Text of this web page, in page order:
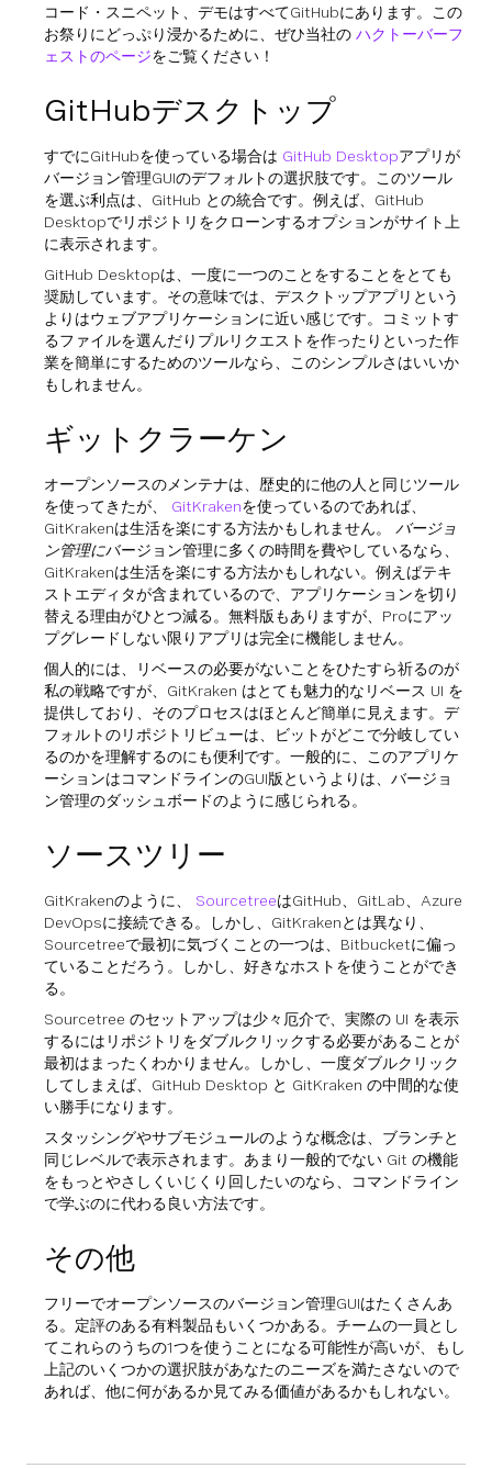
コード・スニペット、デモはすべてGitHubにあります。この
お祭りにどっぷり浸かるために、ぜひ当社の ハクトーバーフ
ェストのページをご覧ください！
GitHubデスクトップ
すでにGitHubを使っている場合は GitHub Desktopアプリが
バージョン管理GUIのデフォルトの選択肢です。このツール
を選ぶ利点は、GitHub との統合です。例えば、GitHub
Desktopでリポジトリをクローンするオプションがサイト上
に表示されます。
GitHub Desktopは、一度に一つのことをすることをとても
奨励しています。その意味では、デスクトップアプリという
よりはウェブアプリケーションに近い感じです。コミットす
るファイルを選んだりプルリクエストを作ったりといった作
業を簡単にするためのツールなら、このシンプルさはいいか
もしれません。
ギットクラーケン
オープンソースのメンテナは、歴史的に他の人と同じツール
を使ってきたが、 GitKrakenを使っているのであれば、
GitKrakenは生活を楽にする方法かもしれません。 バージョ
ン管理にバージョン管理に多くの時間を費やしているなら、
GitKrakenは生活を楽にする方法かもしれない。例えばテキ
ストエディタが含まれているので、アプリケーションを切り
替える理由がひとつ減る。無料版もありますが、Proにアッ
プグレードしない限りアプリは完全に機能しません。
個人的には、リベースの必要がないことをひたすら祈るのが
私の戦略ですが、GitKraken はとても魅力的なリベース UI を
提供しており、そのプロセスはほとんど簡単に見えます。デ
フォルトのリポジトリビューは、ビットがどこで分岐してい
るのかを理解するのにも便利です。一般的に、このアプリケ
ーションはコマンドラインのGUI版というよりは、バージョ
ン管理のダッシュボードのように感じられる。
ソースツリー
GitKrakenのように、 SourcetreeはGitHub、GitLab、Azure
DevOpsに接続できる。しかし、GitKrakenとは異なり、
Sourcetreeで最初に気づくことの一つは、Bitbucketに偏っ
ていることだろう。しかし、好きなホストを使うことができ
る。
Sourcetree のセットアップは少々厄介で、実際の UI を表示
するにはリポジトリをダブルクリックする必要があることが
最初はまったくわかりません。しかし、一度ダブルクリック
してしまえば、GitHub Desktop と GitKraken の中間的な使
い勝手になります。
スタッシングやサブモジュールのような概念は、ブランチと
同じレベルで表示されます。あまり一般的でない Git の機能
をもっとやさしくいじくり回したいのなら、コマンドライン
で学ぶのに代わる良い方法です。
その他
フリーでオープンソースのバージョン管理GUIはたくさんあ
る。定評のある有料製品もいくつかある。チームの一員とし
てこれらのうちの1つを使うことになる可能性が高いが、もし
上記のいくつかの選択肢があなたのニーズを満たさないので
あれば、他に何があるか見てみる価値があるかもしれない。